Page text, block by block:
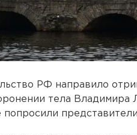
РФ направило
тела
попросили